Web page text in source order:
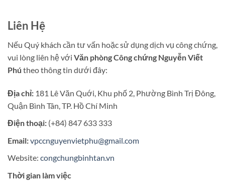
Liên Hệ
Nếu Quý khách cần tư vấn hoặc sử dụng dịch vụ công chứng,
vui lòng liên hệ với Văn phòng Công chứng Nguyễn Viết
Phú theo thông tin dưới đây:
Địa chỉ: 181 Lê Văn Quới, Khu phố 2, Phường Bình Trị Đông,
Quận Bình Tân, TP. Hồ Chí Minh
Điện thoại: (+84) 847 633 333
Email:vpccnguyenvietphu@gmail.com
Website: congchungbinhtan.vn
Thời gian làm việc